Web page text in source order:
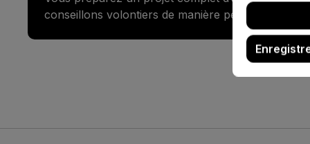
conseillons volontiers de manière personnalisée.